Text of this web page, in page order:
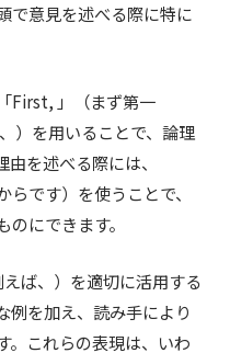
で意見を述べる際に特に
First, 」（まず第一
）を用いることで、論理
を述べる際には、
です）を使うことで、
にできます。
ば、）を適切に活用する
例を加え、読み手により
。これらの表現は、いわ